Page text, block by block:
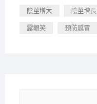
陰莖增大 陰莖增長
露齦笑 預防感冒